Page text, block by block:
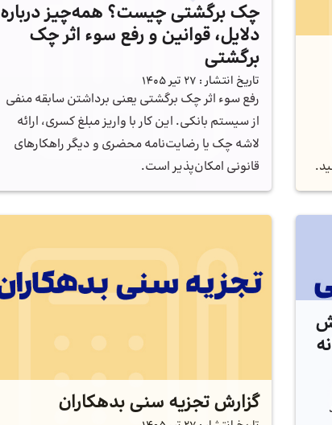
چک برگشتی چیست؟ همه‌چیز درباره
دلایل، قوانین و رفع سوء اثر چک
برگشتی
تاریخ انتشار : 27 تیر 1405
رفع سوء اثر چک برگشتی یعنی برداشتن سابقه منفی
از سیستم بانکی. این کار با واریز مبلغ کسری، ارائه
لاشه چک یا رضایت‌نامه محضری و دیگر راهکارهای
قانونی امکان‌پذیر است.
گزارش تجزیه سنی بدهکاران